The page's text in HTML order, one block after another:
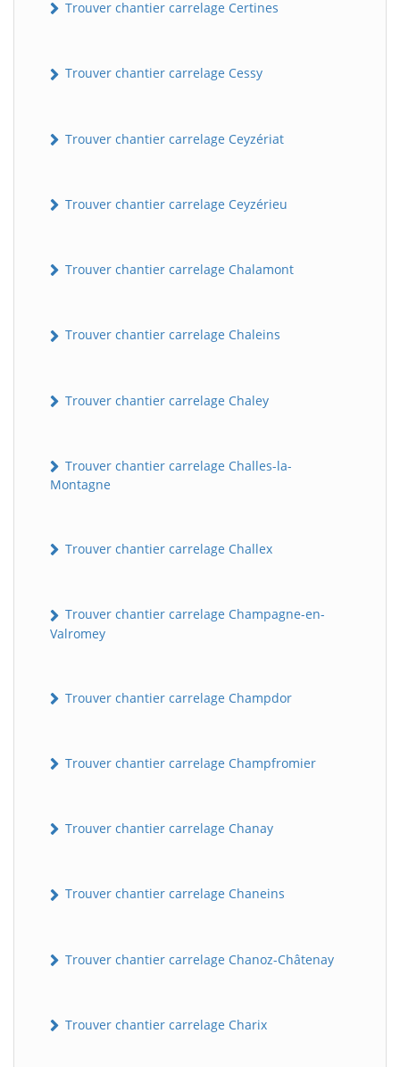
Trouver chantier carrelage Certines
Trouver chantier carrelage Cessy
Trouver chantier carrelage Ceyzériat
Trouver chantier carrelage Ceyzérieu
Trouver chantier carrelage Chalamont
Trouver chantier carrelage Chaleins
Trouver chantier carrelage Chaley
Trouver chantier carrelage Challes-la-
Montagne
Trouver chantier carrelage Challex
Trouver chantier carrelage Champagne-en-
Valromey
Trouver chantier carrelage Champdor
Trouver chantier carrelage Champfromier
Trouver chantier carrelage Chanay
Trouver chantier carrelage Chaneins
Trouver chantier carrelage Chanoz-Châtenay
Trouver chantier carrelage Charix